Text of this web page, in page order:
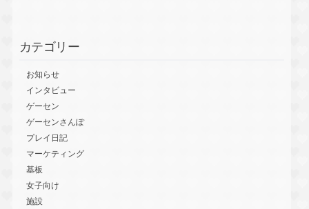
カテゴリー
お知らせ
インタビュー
ゲーセン
ゲーセンさんぽ
プレイ日記
マーケティング
基板
女子向け
施設